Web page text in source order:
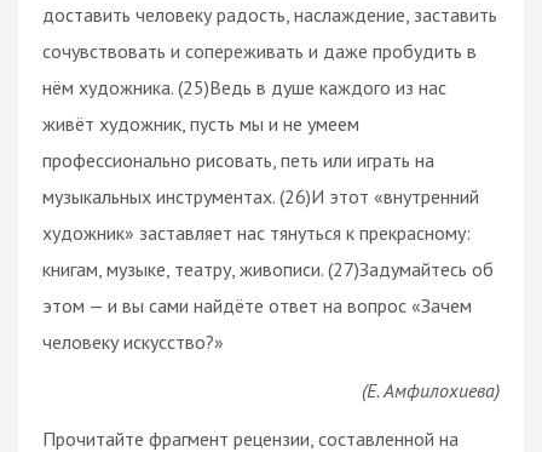
доставить человеку радость, наслаждение, заставить
сочувствовать и сопереживать и даже пробудить в
нём художника. (25)Ведь в душе каждого из нас
живёт художник, пусть мы и не умеем
профессионально рисовать, петь или играть на
музыкальных инструментах. (26)И этот «внутренний
художник» заставляет нас тянуться к прекрасному:
книгам, музыке, театру, живописи. (27)Задумайтесь об
этом — и вы сами найдёте ответ на вопрос «Зачем
человеку искусство?»
(Е. Амфилохиева)
Прочитайте фрагмент рецензии, составленной на